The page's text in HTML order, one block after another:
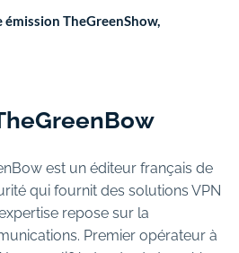
émission TheGreenShow,
est un éditeur français de
qui fournit des solutions VPN
repose sur la
Premier opérateur à